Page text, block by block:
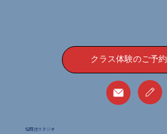
クラス体験のご予約
格闘技スタジオ